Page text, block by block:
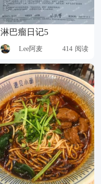
淋巴瘤日记5
Lee阿麦 414 阅读